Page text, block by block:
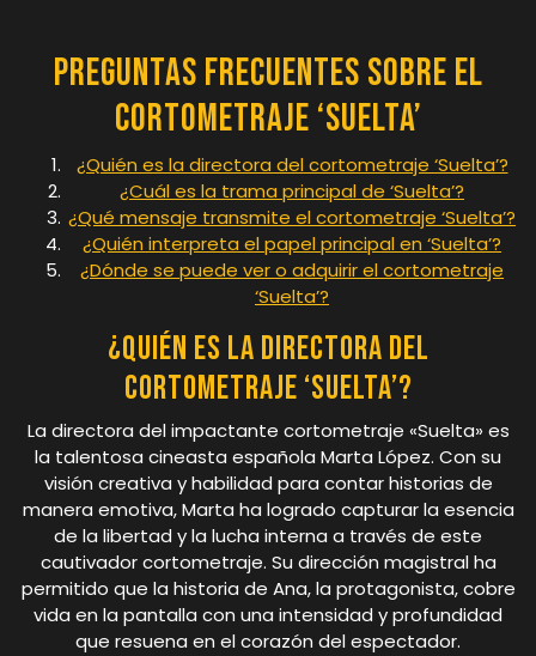
Preguntas Frecuentes sobre el
Cortometraje ‘Suelta’
¿Quién es la directora del cortometraje ‘Suelta’?
¿Cuál es la trama principal de ‘Suelta’?
¿Qué mensaje transmite el cortometraje ‘Suelta’?
¿Quién interpreta el papel principal en ‘Suelta’?
¿Dónde se puede ver o adquirir el cortometraje
‘Suelta’?
¿Quién es la directora del
cortometraje ‘Suelta’?
La directora del impactante cortometraje «Suelta» es
la talentosa cineasta española Marta López. Con su
visión creativa y habilidad para contar historias de
manera emotiva, Marta ha logrado capturar la esencia
de la libertad y la lucha interna a través de este
cautivador cortometraje. Su dirección magistral ha
permitido que la historia de Ana, la protagonista, cobre
vida en la pantalla con una intensidad y profundidad
que resuena en el corazón del espectador.